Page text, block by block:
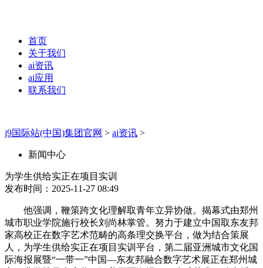
首页
关于我们
ai资讯
ai应用
联系我们
j9国际站(中国)集团官网 > ai资讯 >
新闻中心
为学生供给实正在项目实训
发布时间：2025-11-27 08:49
他强调，鞭策跨文化理解取青年立异协做。揭幕式由郑州
城市职业学院施行校长刘尚林掌管。努力于建立中国取东友邦
家高校正在数字艺术范畴的高条理交换平台，做为结合策展
人，为学生供给实正在项目实训平台，第二届亚洲城市文化国
际海报展暨“一带一”中国—东友邦融合数字艺术展正在郑州城